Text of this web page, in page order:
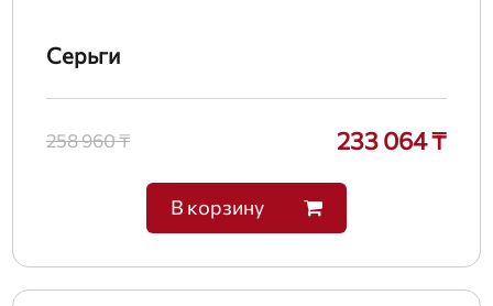
Серьги
258 960 ₸ 233 064 ₸
В корзину